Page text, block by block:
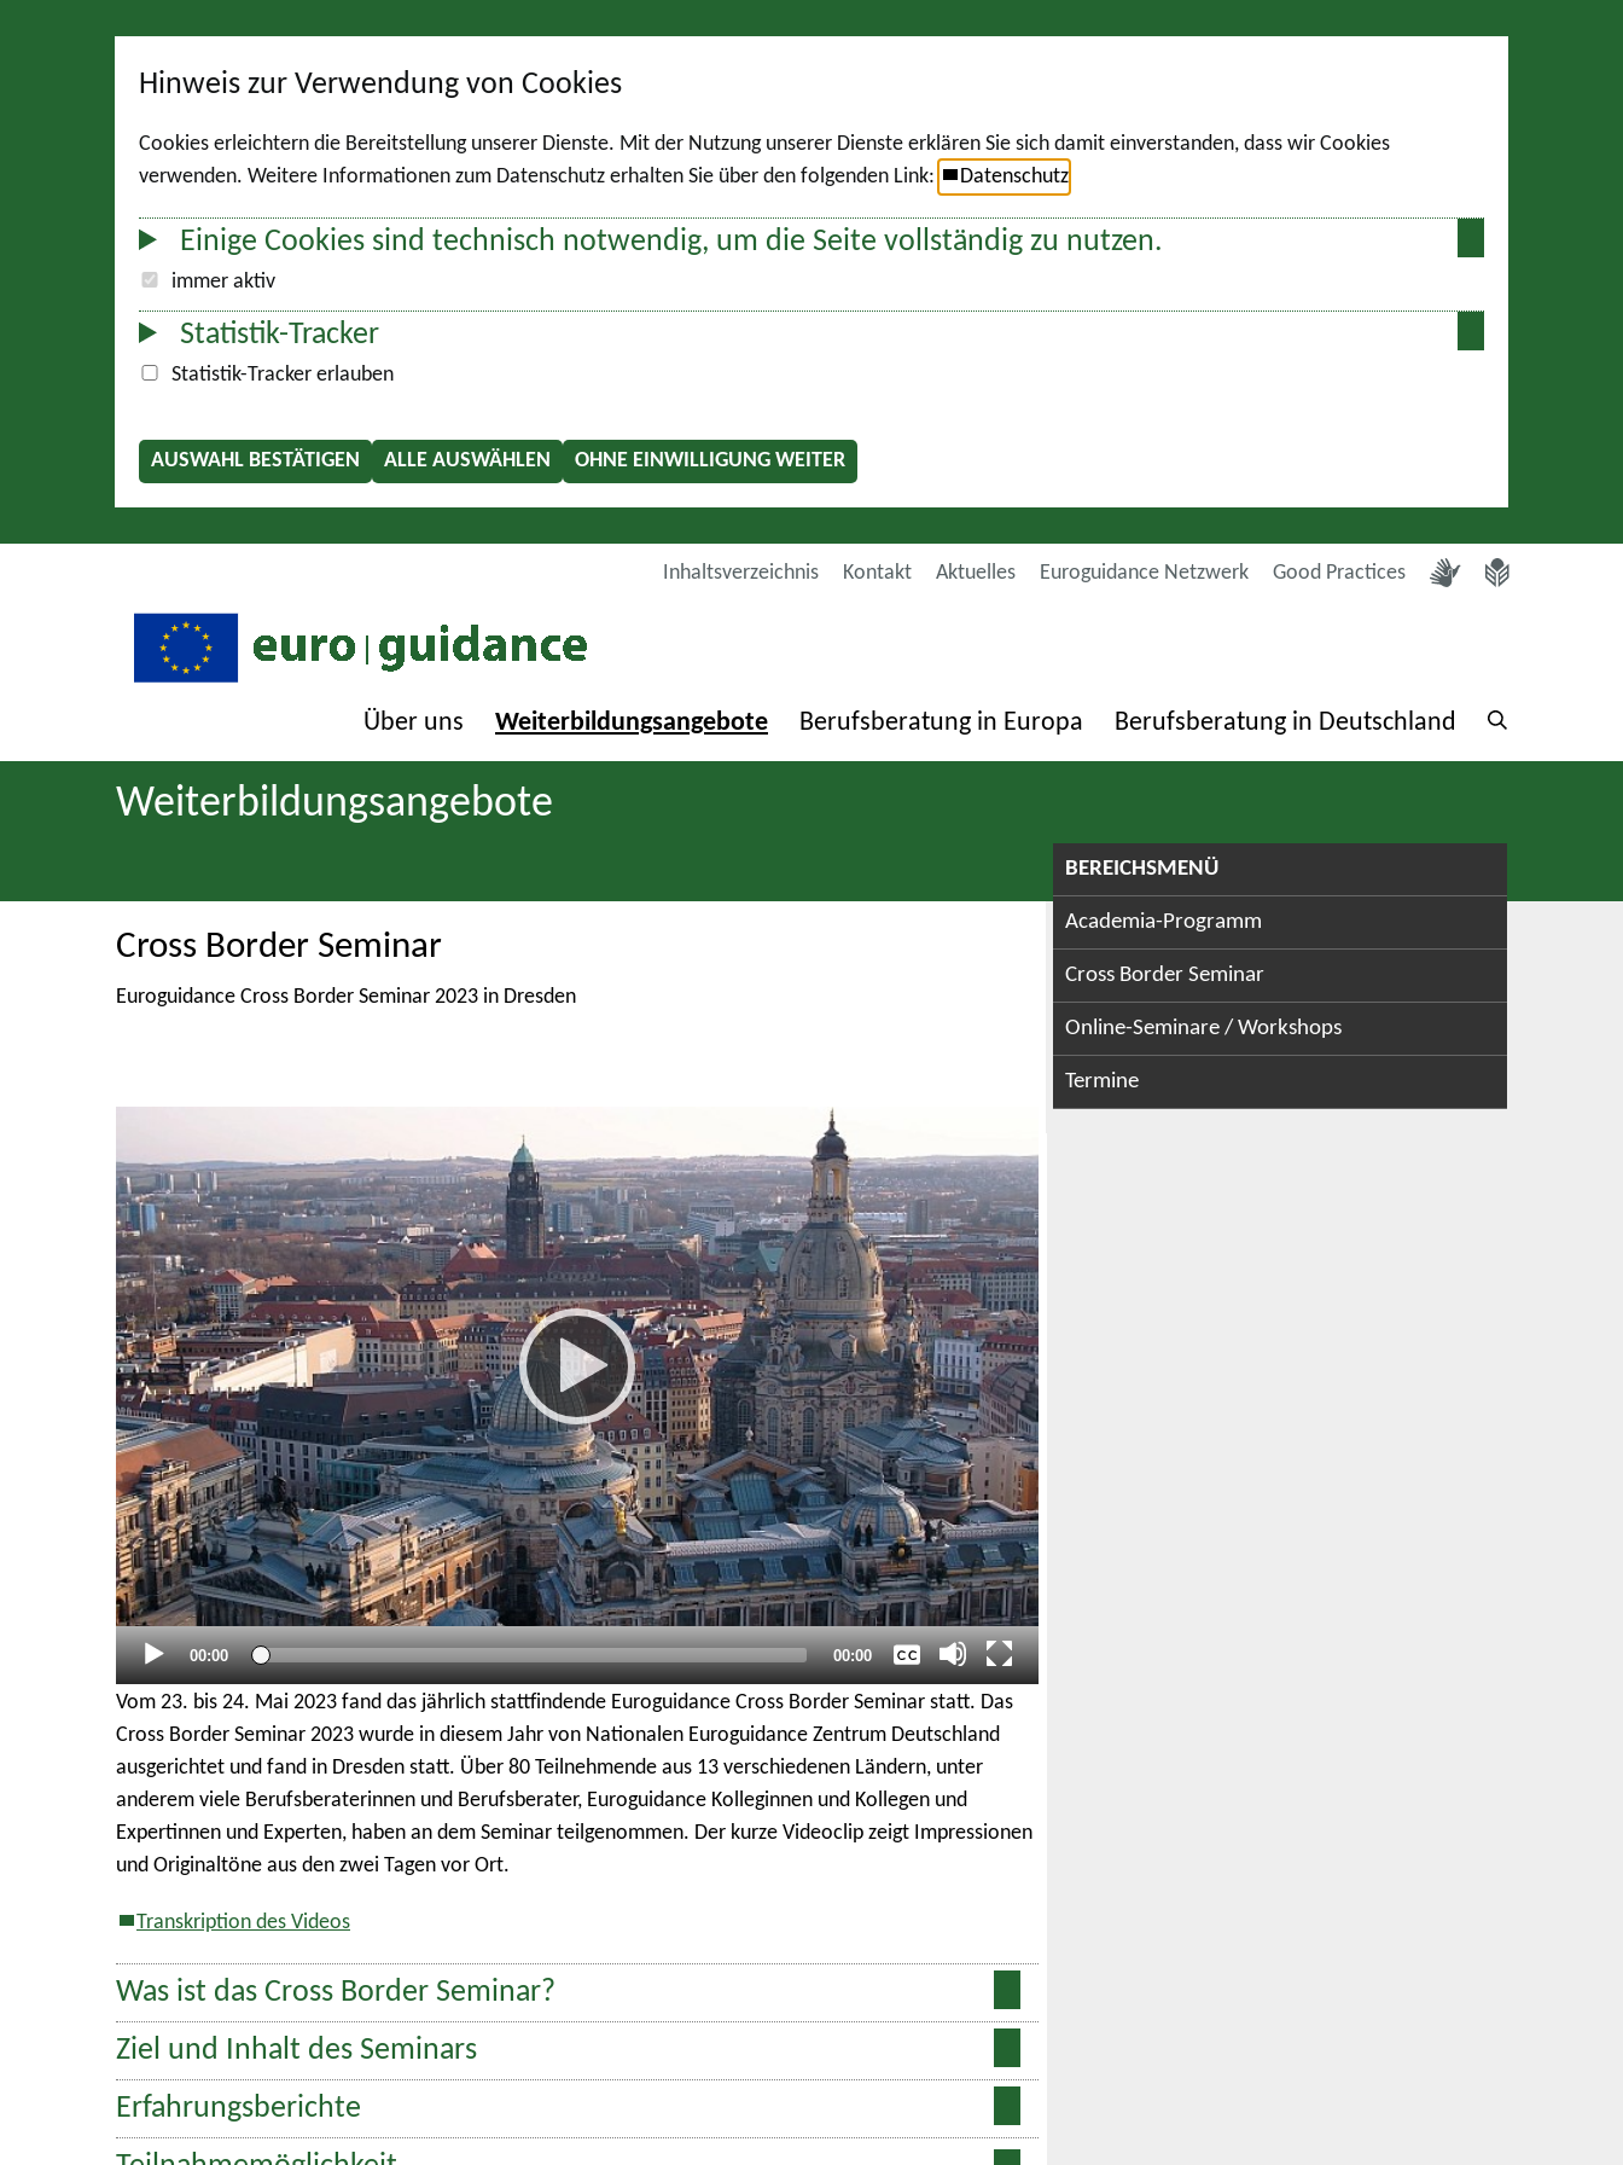
Hinweis zur Verwendung von Cookies
Cookies erleichtern die Bereitstellung unserer Dienste. Mit der Nutzung unserer Dienste erklären Sie sich damit einverstanden, dass wir Cookies
verwenden. Weitere Informationen zum Datenschutz erhalten Sie über den folgenden Link:
Datenschutz
Einige Cookies sind technisch notwendig, um die Seite vollständig zu nutzen.
immer aktiv
Statistik-Tracker
Statistik-Tracker erlauben
AUSWAHL BESTÄTIGEN ALLE AUSWÄHLEN OHNE EINWILLIGUNG WEITER
Inhaltsverzeichnis Kontakt Aktuelles Euroguidance Netzwerk Good Practices
Über uns Weiterbildungsangebote Berufsberatung in Europa Berufsberatung in Deutschland
Weiterbildungsangebote
Cross Border Seminar
Euroguidance Cross Border Seminar 2023 in Dresden
Aktueller
Zeitpunkt
00:00 Gesamtlaufzeit
00:00
Keine
Englisch
Vom 23. bis 24. Mai 2023 fand das jährlich stattfindende Euroguidance Cross Border Seminar statt. Das
Cross Border Seminar 2023 wurde in diesem Jahr von Nationalen Euroguidance Zentrum Deutschland
ausgerichtet und fand in Dresden statt. Über 80 Teilnehmende aus 13 verschiedenen Ländern, unter
anderem viele Berufsberaterinnen und Berufsberater, Euroguidance Kolleginnen und Kollegen und
Expertinnen und Experten, haben an dem Seminar teilgenommen. Der kurze Videoclip zeigt Impressionen
und Originaltöne aus den zwei Tagen vor Ort.
Transkription des Videos
Was ist das Cross Border Seminar?
Ziel und Inhalt des Seminars
Erfahrungsberichte
BEREICHSMENÜ
Academia-Programm
Cross Border Seminar
Online-Seminare / Workshops
Termine